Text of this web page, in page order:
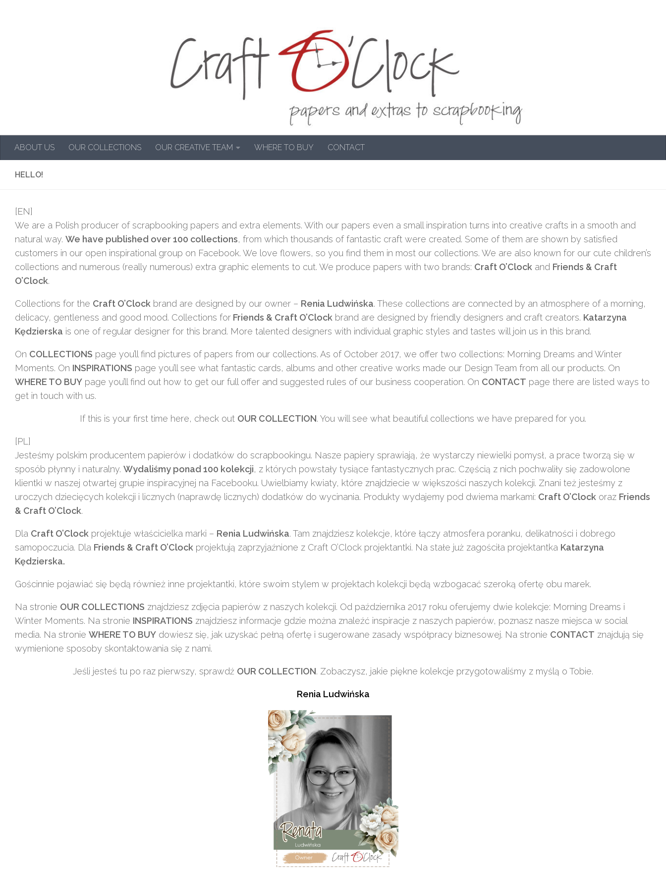
ABOUT US OUR COLLECTIONS OUR CREATIVE TEAM WHERE TO BUY CONTACT
HELLO!
[EN]
We are a Polish producer of scrapbooking papers and extra elements. With our papers even a small inspiration turns into creative crafts in a smooth and
natural way. We have published over 100 collections, from which thousands of fantastic craft were created. Some of them are shown by satisfied
customers in our open inspirational group on Facebook. We love flowers, so you find them in most our collections. We are also known for our cute children’s
collections and numerous (really numerous) extra graphic elements to cut. We produce papers with two brands: Craft O’Clock and Friends & Craft
O’Clock.
Collections for the Craft O’Clock brand are designed by our owner – Renia Ludwińska. These collections are connected by an atmosphere of a morning,
delicacy, gentleness and good mood. Collections for Friends & Craft O’Clock brand are designed by friendly designers and craft creators. Katarzyna
Kędzierska is one of regular designer for this brand. More talented designers with individual graphic styles and tastes will join us in this brand.
On COLLECTIONS page you’ll find pictures of papers from our collections. As of October 2017, we offer two collections: Morning Dreams and Winter
Moments. On INSPIRATIONS page you’ll see what fantastic cards, albums and other creative works made our Design Team from all our products. On
WHERE TO BUY page you’ll find out how to get our full offer and suggested rules of our business cooperation. On CONTACT page there are listed ways to
get in touch with us.
If this is your first time here, check out OUR COLLECTION. You will see what beautiful collections we have prepared for you.
[PL]
Jesteśmy polskim producentem papierów i dodatków do scrapbookingu. Nasze papiery sprawiają, że wystarczy niewielki pomysł, a prace tworzą się w
sposób płynny i naturalny. Wydaliśmy ponad 100 kolekcji, z których powstały tysiące fantastycznych prac. Częścią z nich pochwaliły się zadowolone
klientki w naszej otwartej grupie inspiracyjnej na Facebooku. Uwielbiamy kwiaty, które znajdziecie w większości naszych kolekcji. Znani też jesteśmy z
uroczych dziecięcych kolekcji i licznych (naprawdę licznych) dodatków do wycinania. Produkty wydajemy pod dwiema markami: Craft O’Clock oraz Friends
& Craft O’Clock.
Dla Craft O’Clock projektuje właścicielka marki – Renia Ludwińska. Tam znajdziesz kolekcje, które łączy atmosfera poranku, delikatności i dobrego
samopoczucia. Dla Friends & Craft O’Clock projektują zaprzyjaźnione z Craft O’Clock projektantki. Na stałe już zagościła projektantka Katarzyna
Kędzierska.
Gościnnie pojawiać się będą również inne projektantki, które swoim stylem w projektach kolekcji będą wzbogacać szeroką ofertę obu marek.
Na stronie OUR COLLECTIONS znajdziesz zdjęcia papierów z naszych kolekcji. Od października 2017 roku oferujemy dwie kolekcje: Morning Dreams i
Winter Moments. Na stronie INSPIRATIONS znajdziesz informacje gdzie można znaleźć inspiracje z naszych papierów, poznasz nasze miejsca w social
media. Na stronie WHERE TO BUY dowiesz się, jak uzyskać pełną ofertę i sugerowane zasady współpracy biznesowej. Na stronie CONTACT znajdują się
wymienione sposoby skontaktowania się z nami.
Jeśli jesteś tu po raz pierwszy, sprawdź OUR COLLECTION. Zobaczysz, jakie piękne kolekcje przygotowaliśmy z myślą o Tobie.
Renia Ludwińska